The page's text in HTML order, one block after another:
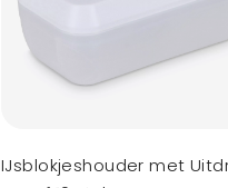
IJsblokjeshouder met